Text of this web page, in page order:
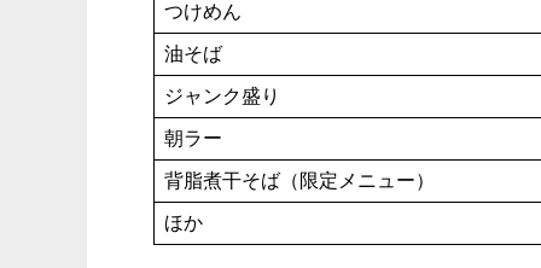
つけめん
油そば
ジャンク盛り
朝ラー
背脂煮干そば（限定メニュー）
ほか